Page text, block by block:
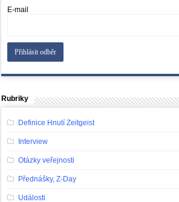
E-mail
Rubriky
Definice Hnutí Zeitgeist
Interview
Otázky veřejnosti
Přednášky, Z-Day
Události